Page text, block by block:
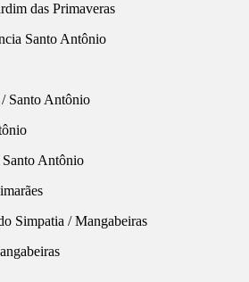
das Primaveras
Santo Antônio
Santo Antônio
Antônio
Simpatia / Mangabeiras